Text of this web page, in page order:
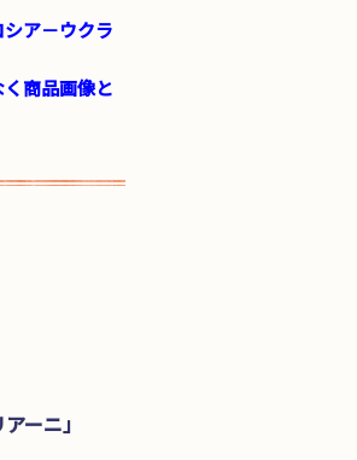
ア－ウクラ
商品画像と
ーニ」